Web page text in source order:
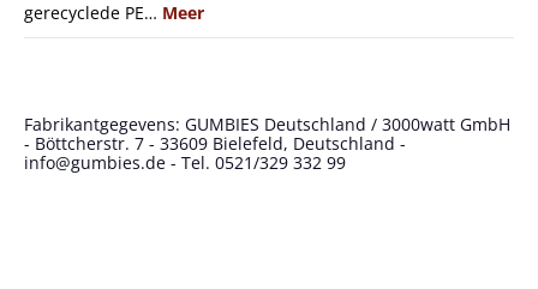
gerecyclede PE… Meer
Fabrikantgegevens: GUMBIES Deutschland / 3000watt GmbH
- Böttcherstr. 7 - 33609 Bielefeld, Deutschland -
info@gumbies.de - Tel. 0521/329 332 99